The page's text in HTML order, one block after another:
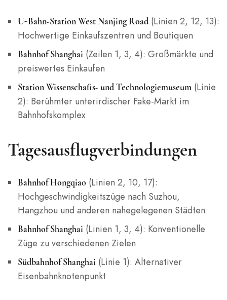
U-Bahn-Station West Nanjing Road(Linien 2, 12, 13):
Hochwertige Einkaufszentren und Boutiquen
Bahnhof Shanghai (Zeilen 1, 3, 4): Großmärkte und
preiswertes Einkaufen
Station Wissenschafts- und Technologiemuseum(Linie
2): Berühmter unterirdischer Fake-Markt im
Bahnhofskomplex
Tagesausflugverbindungen
Bahnhof Hongqiao(Linien 2, 10, 17):
Hochgeschwindigkeitszüge nach Suzhou,
Hangzhou und anderen nahegelegenen Städten
Bahnhof Shanghai (Linien 1, 3, 4): Konventionelle
Züge zu verschiedenen Zielen
Südbahnhof Shanghai (Linie 1): Alternativer
Eisenbahnknotenpunkt